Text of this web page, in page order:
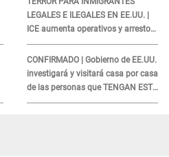
LEGALES E ILEGALES EN EE.UU. |
ICE aumenta operativos y arrestos
a extranjeros en aeropuertos
CONFIRMADO | Gobierno de EE.UU.
investigará y visitará casa por casa
de las personas que TENGAN ESTE
TRABAJO